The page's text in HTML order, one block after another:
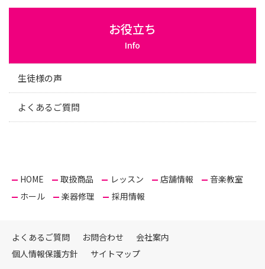
お役立ち
Info
生徒様の声
よくあるご質問
HOME 取扱商品 レッスン 店舗情報
音楽教室
ホール
楽器修理 採用情報
よくあるご質問 お問合わせ
会社案内
個人情報保護方針
サイトマップ